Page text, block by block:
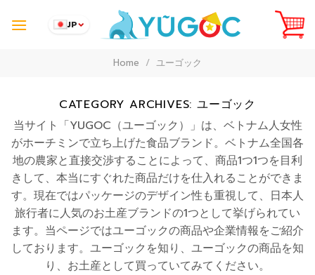
JP
Home / ユーゴック
CATEGORY ARCHIVES:ユーゴック
当サイト「YUGOC（ユーゴック）」は、ベトナム人女性
がホーチミンで立ち上げた食品ブランド。ベトナム全国各
地の農家と直接交渉することによって、商品1つ1つを目利
きして、本当にすぐれた商品だけを仕入れることができま
す。現在ではパッケージのデザイン性も重視して、日本人
旅行者に人気のお土産ブランドの1つとして挙げられてい
ます。当ページではユーゴックの商品や企業情報をご紹介
しております。ユーゴックを知り、ユーゴックの商品を知
り、お土産として買っていてみてください。